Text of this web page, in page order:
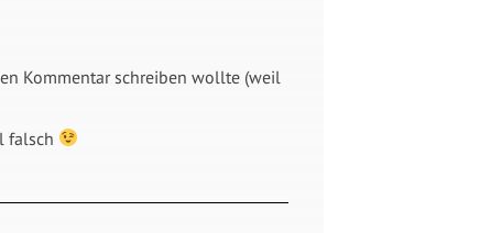
Kommentar schreiben wollte (weil
falsch